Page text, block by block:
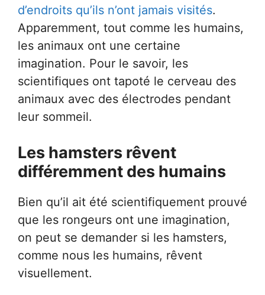
d’endroits qu’ils n’ont jamais visités.
Apparemment, tout comme les humains,
les animaux ont une certaine
imagination. Pour le savoir, les
scientifiques ont tapoté le cerveau des
animaux avec des électrodes pendant
leur sommeil.
Les hamsters rêvent
différemment des humains
Bien qu’il ait été scientifiquement prouvé
que les rongeurs ont une imagination,
on peut se demander si les hamsters,
comme nous les humains, rêvent
visuellement.